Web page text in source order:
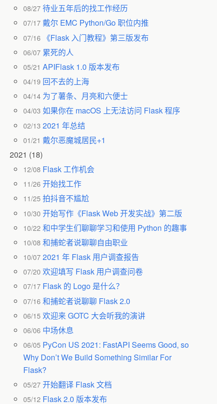
08/27待业五年后的找工作经历
07/17戴尔 EMC Python/Go 职位内推
07/16 《Flask 入门教程》第三版发布
06/07 累死的人
05/21APIFlask 1.0 版本发布
04/19 回不去的上海
04/14 为了薯条、月亮和六便士
04/03如果你在 macOS 上无法访问 Flask 程序
02/132021 年总结
01/21戴尔恶魔城居民+1
2021 (18)
12/08 Flask 工作机会
11/26开始找工作
11/25拍抖音不尴尬
10/30开始写作《Flask Web 开发实战》第二版
10/22和中学生们聊聊学习和使用 Python 的趣事
10/08和捕蛇者说聊聊自由职业
10/072021 年 Flask 用户调查报告
07/20欢迎填写 Flask 用户调查问卷
07/17 Flask 的 Logo 是什么？
07/16和捕蛇者说聊聊 Flask 2.0
06/15欢迎来 GOTC 大会听我的演讲
06/06 中场休息
06/05 PyCon US 2021: FastAPI Seems Good, so
Why Don’t We Build Something Similar For
Flask?
05/27开始翻译 Flask 文档
05/12 Flask 2.0 版本发布